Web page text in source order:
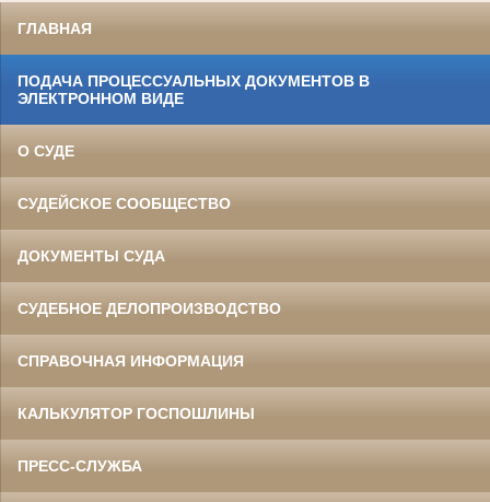
ГЛАВНАЯ
ПОДАЧА ПРОЦЕССУАЛЬНЫХ ДОКУМЕНТОВ В
ЭЛЕКТРОННОМ ВИДЕ
О СУДЕ
СУДЕЙСКОЕ СООБЩЕСТВО
ДОКУМЕНТЫ СУДА
СУДЕБНОЕ ДЕЛОПРОИЗВОДСТВО
СПРАВОЧНАЯ ИНФОРМАЦИЯ
КАЛЬКУЛЯТОР ГОСПОШЛИНЫ
ПРЕСС-СЛУЖБА